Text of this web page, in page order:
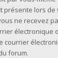
présente lors de
ne recevez
électronique
courrier
forum.